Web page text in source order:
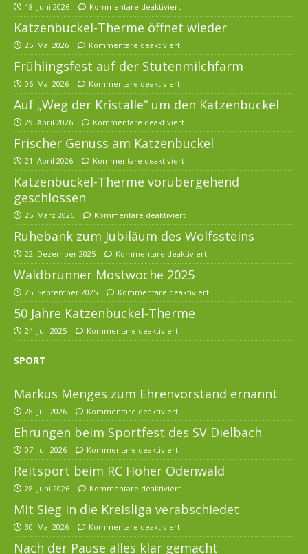
18. Juni 2026 Kommentare deaktiviert
Katzenbuckel-Therme öffnet wieder
25. Mai 2026 Kommentare deaktiviert
Frühlingsfest auf der Stutenmilchfarm
06. Mai 2026 Kommentare deaktiviert
Auf „Weg der Kristalle“ um den Katzenbuckel
29. April 2026 Kommentare deaktiviert
Frischer Genuss am Katzenbuckel
21. April 2026 Kommentare deaktiviert
Katzenbuckel-Therme vorübergehend
geschlossen
25. März 2026 Kommentare deaktiviert
Ruhebank zum Jubiläum des Wolfssteins
22. Dezember 2025 Kommentare deaktiviert
Waldbrunner Mostwoche 2025
25. September 2025 Kommentare deaktiviert
50 Jahre Katzenbuckel-Therme
24. Juli 2025 Kommentare deaktiviert
SPORT
Markus Menges zum Ehrenvorstand ernannt
28. Juli 2026 Kommentare deaktiviert
Ehrungen beim Sportfest des SV Dielbach
07. Juli 2026 Kommentare deaktiviert
Reitsport beim RC Hoher Odenwald
28. Juni 2026 Kommentare deaktiviert
Mit Sieg in die Kreisliga verabschiedet
30. Mai 2026 Kommentare deaktiviert
Nach der Pause alles klar gemacht